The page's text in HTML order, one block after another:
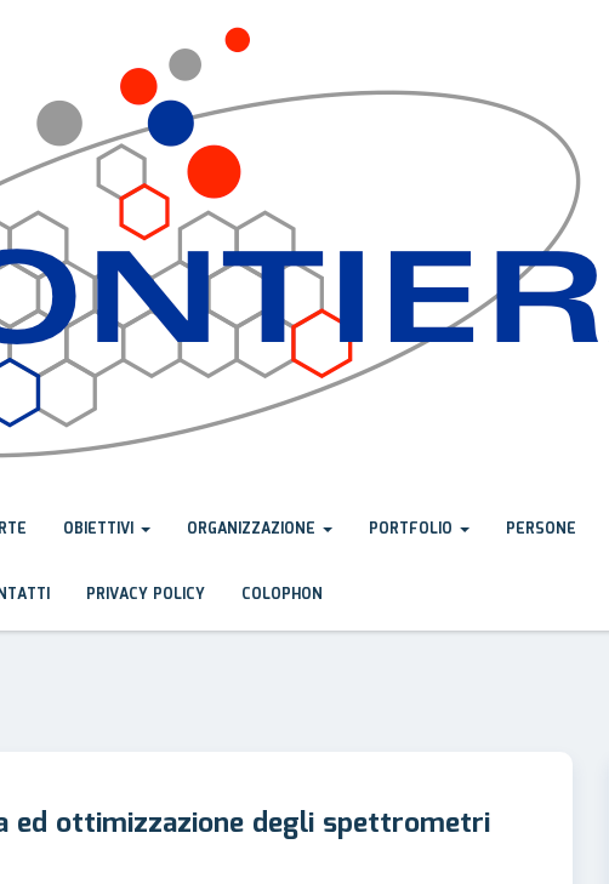
OBIETTIVI ORGANIZZAZIONE PORTFOLIO PERSONE
PRIVACY POLICY COLOPHON
ed ottimizzazione degli spettrometri